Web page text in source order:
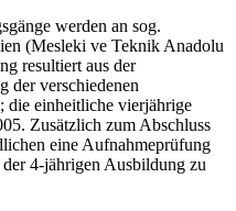
werden an sog.
(Mesleki ve Teknik Anadolu
resultiert aus der
der verschiedenen
die einheitliche vierjährige
Zusätzlich zum Abschluss
eine Aufnahmeprüfung
4-jährigen Ausbildung zu